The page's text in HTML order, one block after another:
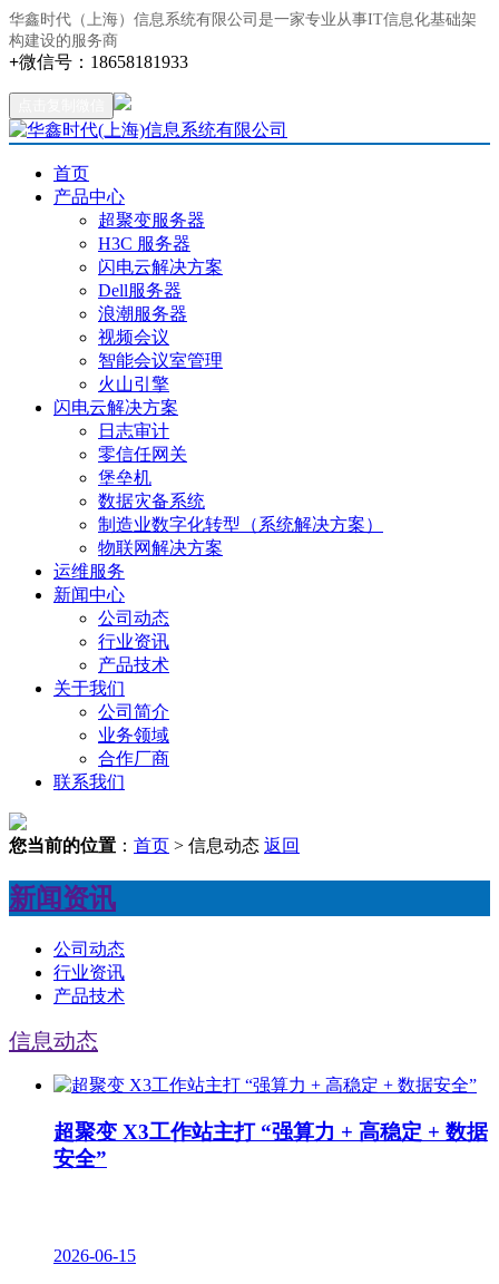
华鑫时代（上海）信息系统有限公司是一家专业从事IT信息化基础架
构建设的服务商
+微信号： 18658181933
首页
产品中心
超聚变服务器
H3C 服务器
闪电云解决方案
Dell服务器
浪潮服务器
视频会议
智能会议室管理
火山引擎
闪电云解决方案
日志审计
零信任网关
堡垒机
数据灾备系统
制造业数字化转型（系统解决方案）
物联网解决方案
运维服务
新闻中心
公司动态
行业资讯
产品技术
关于我们
公司简介
业务领域
合作厂商
联系我们
您当前的位置 ： 首页 > 信息动态 返回
新闻资讯
公司动态
行业资讯
产品技术
信息动态
超聚变 X3工作站主打 “强算力 + 高稳定 + 数据
安全”
2026-06-15